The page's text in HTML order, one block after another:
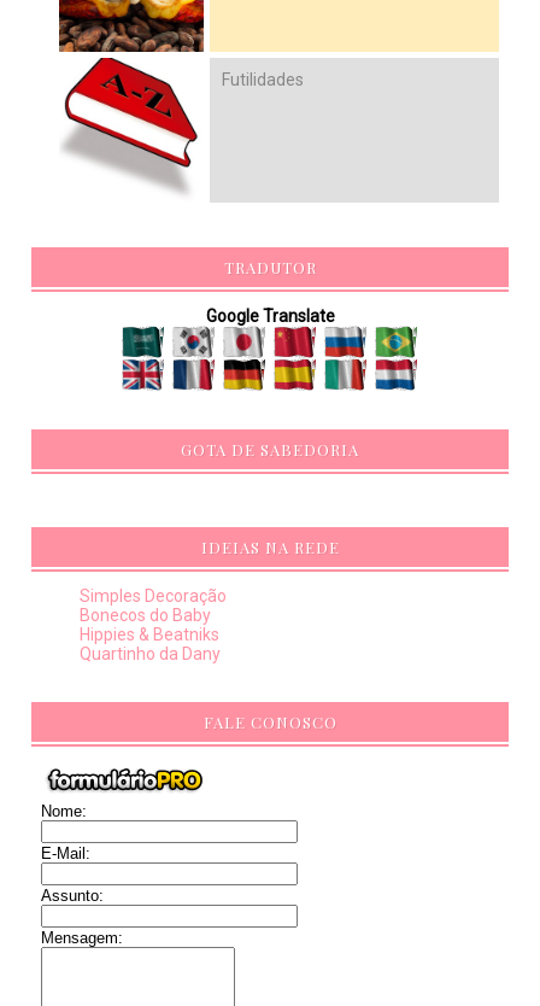
Futilidades
TRADUTOR
Google Translate
GOTA DE SABEDORIA
IDEIAS NA REDE
Simples Decoração
Bonecos do Baby
Hippies & Beatniks
Quartinho da Dany
FALE CONOSCO
Nome:
E-Mail:
Assunto:
Mensagem: